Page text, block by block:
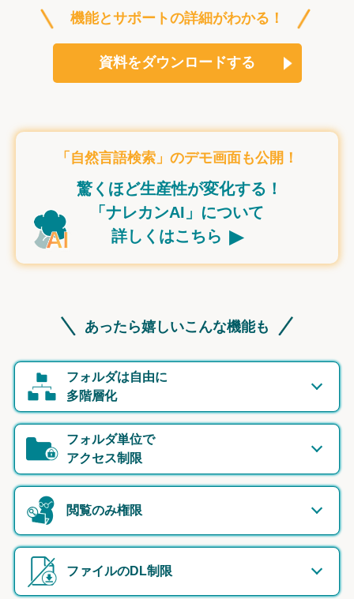
機能とサポートの詳細がわかる！
資料をダウンロードする
「自然言語検索」のデモ画面も公開！
驚くほど生産性が変化する！
「ナレカンAI」について
詳しくはこちら ▸
あったら嬉しいこんな機能も
フォルダは自由に
多階層化
フォルダ単位で
アクセス制限
閲覧のみ権限
ファイルのDL制限